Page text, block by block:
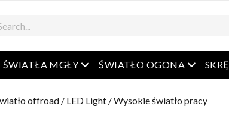
menu
ŚWIATŁA MGŁY Otwarte menu
ŚWIATŁO OGONA Otwarte
offroad / LED Light / Wysokie światło pracy